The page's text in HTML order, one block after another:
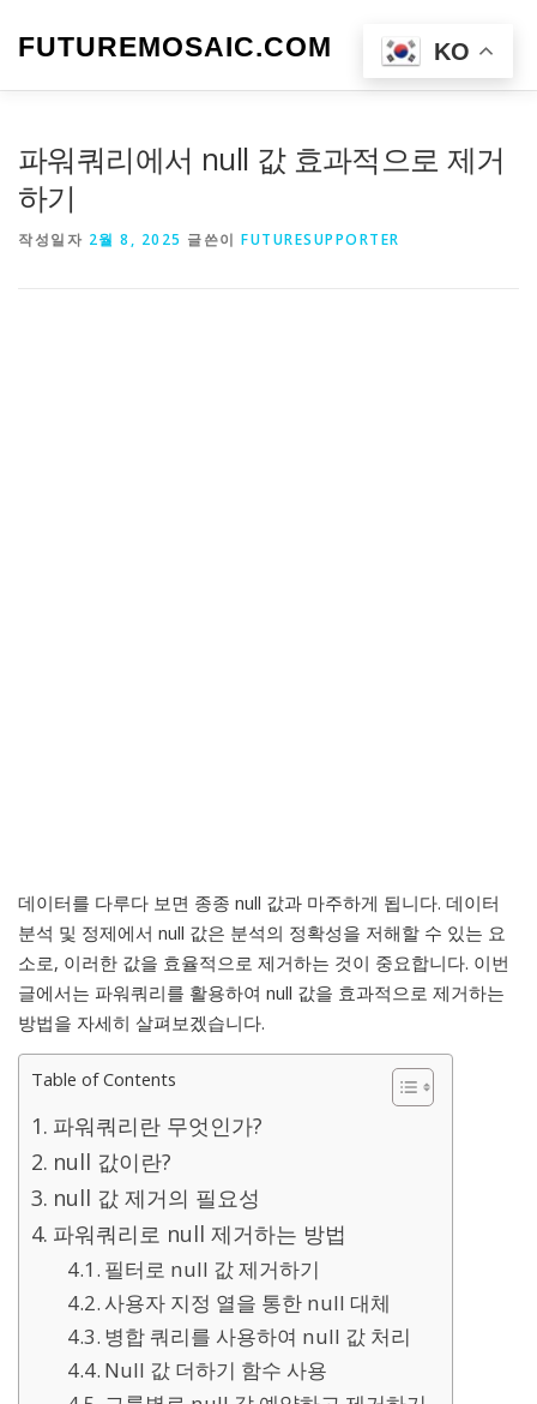
FUTUREMOSAIC.COM 메뉴
파워쿼리에서 null 값 효과적으로 제거
하기
작성일자 2월 8, 2025 글쓴이 FUTURESUPPORTER
데이터를 다루다 보면 종종 null 값과 마주하게 됩니다. 데이터
분석 및 정제에서 null 값은 분석의 정확성을 저해할 수 있는 요
소로, 이러한 값을 효율적으로 제거하는 것이 중요합니다. 이번
글에서는 파워쿼리를 활용하여 null 값을 효과적으로 제거하는
방법을 자세히 살펴보겠습니다.
Table of Contents
파워쿼리란 무엇인가?
null 값이란?
null 값 제거의 필요성
파워쿼리로 null 제거하는 방법
필터로 null 값 제거하기
사용자 지정 열을 통한 null 대체
병합 쿼리를 사용하여 null 값 처리
Null 값 더하기 함수 사용
KO